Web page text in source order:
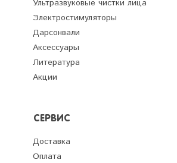
Ультразвуковые чистки лица
Электростимуляторы
Дарсонвали
Аксессуары
Литература
Акции
СЕРВИС
Доставка
Оплата